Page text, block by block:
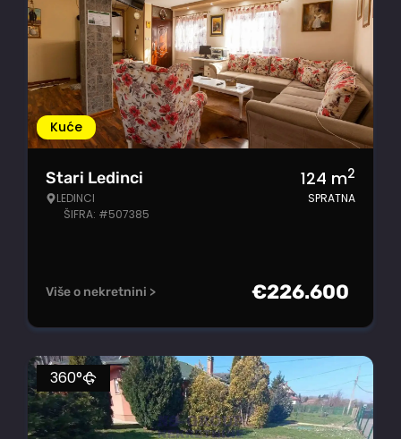
Kuće
Stari Ledinci
LEDINCI
ŠIFRA: #507385
124 m2
SPRATNA
Više o nekretnini > €226.600
360°